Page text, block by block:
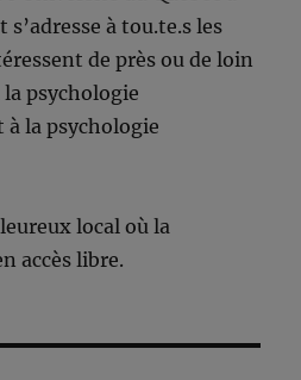
à tou.te.s les
de près ou de loin
la psychologie
à la psychologie
local où la
accès libre.